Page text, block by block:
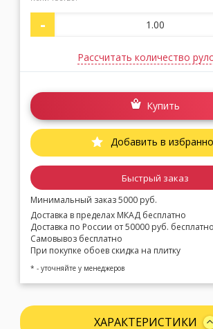
-
Рассчитать количество
Купить
Добавить в
Быстрый заказ
Минимальный заказ 5000 руб.
Доставка в пределах МКАД бесплатно
Доставка по России от 50000 руб.
Самовывоз бесплатно
При покупке обоев скидка на плитку
* - уточняйте у менеджеров
ХАРАКТЕРИСТИКИ